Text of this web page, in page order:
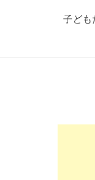
子ども